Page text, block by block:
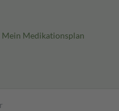
Medikationsplan